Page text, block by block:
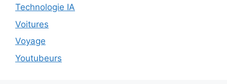
Technologie IA
Voitures
Voyage
Youtubeurs